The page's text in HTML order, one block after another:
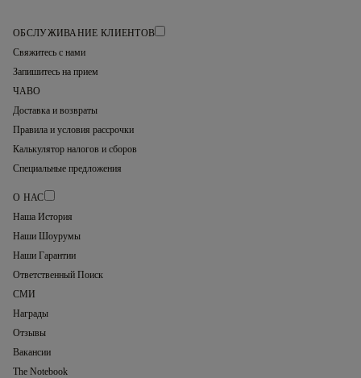
ОБСЛУЖИВАНИЕ КЛИЕНТОВ
Свяжитесь с нами
Запишитесь на прием
ЧАВО
Доставка и возвраты
Правила и условия рассрочки
Калькулятор налогов и сборов
Специальные предложения
О НАС
Наша История
Наши Шоурумы
Наши Гарантии
Ответственный Поиск
СМИ
Награды
Отзывы
Вакансии
The Notebook